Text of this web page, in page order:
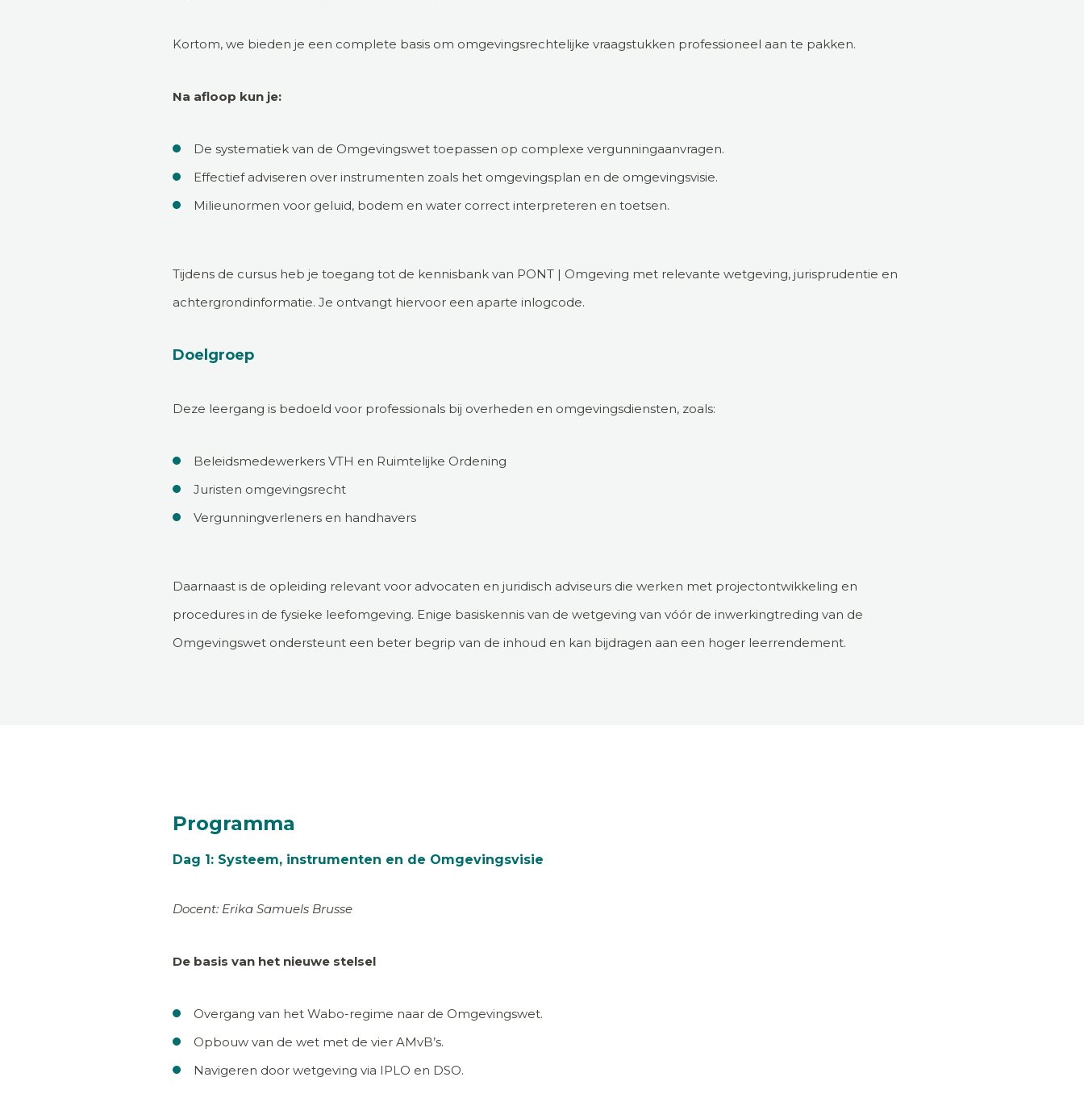
Kortom, we bieden je een complete basis om omgevingsrechtelijke vraagstukken professioneel aan te pakken.
Na afloop kun je:
De systematiek van de Omgevingswet toepassen op complexe vergunningaanvragen.
Effectief adviseren over instrumenten zoals het omgevingsplan en de omgevingsvisie.
Milieunormen voor geluid, bodem en water correct interpreteren en toetsen.
Tijdens de cursus heb je toegang tot de kennisbank van PONT | Omgeving met relevante wetgeving, jurisprudentie en
achtergrondinformatie. Je ontvangt hiervoor een aparte inlogcode.
Doelgroep
Deze leergang is bedoeld voor professionals bij overheden en omgevingsdiensten, zoals:
Beleidsmedewerkers VTH en Ruimtelijke Ordening
Juristen omgevingsrecht
Vergunningverleners en handhavers
Daarnaast is de opleiding relevant voor advocaten en juridisch adviseurs die werken met projectontwikkeling en
procedures in de fysieke leefomgeving. Enige basiskennis van de wetgeving van vóór de inwerkingtreding van de
Omgevingswet ondersteunt een beter begrip van de inhoud en kan bijdragen aan een hoger leerrendement.
Programma
Dag 1: Systeem, instrumenten en de Omgevingsvisie
Docent: Erika Samuels Brusse
De basis van het nieuwe stelsel
Overgang van het Wabo-regime naar de Omgevingswet.
Opbouw van de wet met de vier AMvB’s.
Navigeren door wetgeving via IPLO en DSO.